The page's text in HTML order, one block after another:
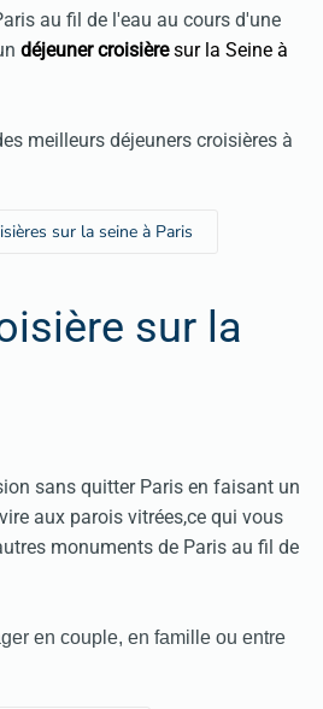
au fil de l'eau au cours d'une
déjeuner croisière sur la Seine à
meilleurs déjeuners croisières à
sur la seine à Paris
sur la
sans quitter Paris en faisant un
aux parois vitrées,ce qui vous
monuments de Paris au fil de
en couple, en famille ou entre